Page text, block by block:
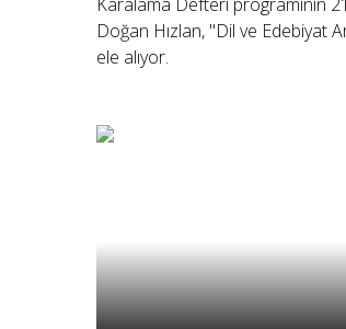
Doğan Hızlan, "Dil ve Edebiyat
ele alıyor.